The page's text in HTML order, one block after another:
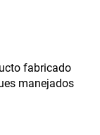
fabricado
manejados